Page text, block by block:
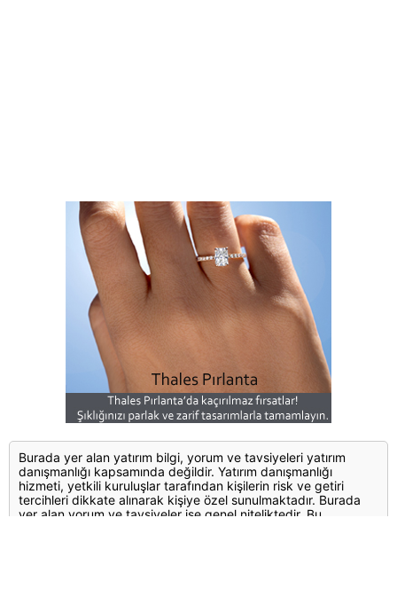
Burada yer alan yatırım bilgi, yorum ve tavsiyeleri yatırım
danışmanlığı kapsamında değildir. Yatırım danışmanlığı
hizmeti, yetkili kuruluşlar tarafından kişilerin risk ve getiri
tercihleri dikkate alınarak kişiye özel sunulmaktadır. Burada
yer alan yorum ve tavsiyeler ise genel niteliktedir. Bu